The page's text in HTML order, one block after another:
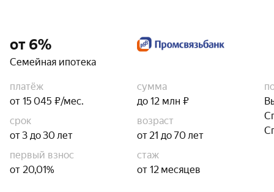
от 6%
Семейная ипотека
платёж
от 15 045 ₽/мес.
сумма
до 12 млн ₽
срок
от 3 до 30 лет
возраст
от 21 до 70 лет
первый взнос
от 20,01%
стаж
от 12 месяцев